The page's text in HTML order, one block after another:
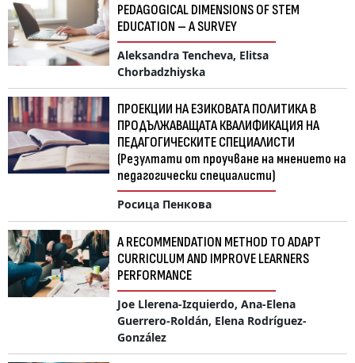
PEDAGOGICAL DIMENSIONS OF STEM
EDUCATION – A SURVEY
Aleksandra Tencheva, Elitsa
Chorbadzhiyska
ПРОЕКЦИИ НА ЕЗИКОВАТА ПОЛИТИКА В
ПРОДЪЛЖАВАЩАТА КВАЛИФИКАЦИЯ НА
ПЕДАГОГИЧЕСКИТЕ СПЕЦИАЛИСТИ
(Резултати от проучване на мнението на
педагогически специалисти)
Росица Пенкова
A RECOMMENDATION METHOD TO ADAPT
CURRICULUM AND IMPROVE LEARNERS
PERFORMANCE
Joe Llerena-Izquierdo, Ana-Elena
Guerrero-Roldán, Elena Rodríguez-
González